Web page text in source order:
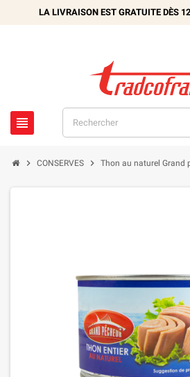
LA LIVRAISON EST GRATUITE DÈS

 CONSERVES  Thon au naturel Grand